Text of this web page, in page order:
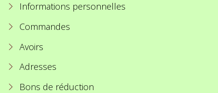
Informations personnelles
Commandes
Avoirs
Adresses
Bons de réduction